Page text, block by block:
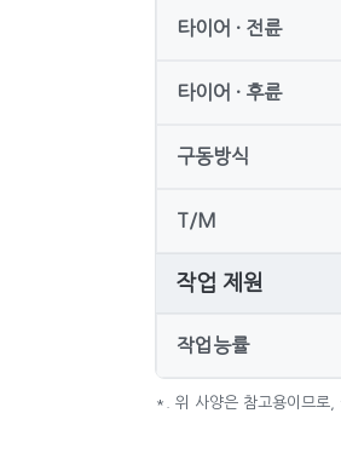
타이어 · 전륜
타이어 · 후륜
구동방식
T/M
작업 제원
작업능률
*. 위 사양은 참고용이므로,